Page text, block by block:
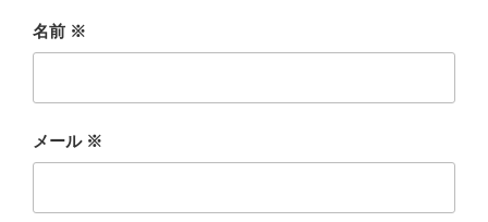
名前 ※
メール ※